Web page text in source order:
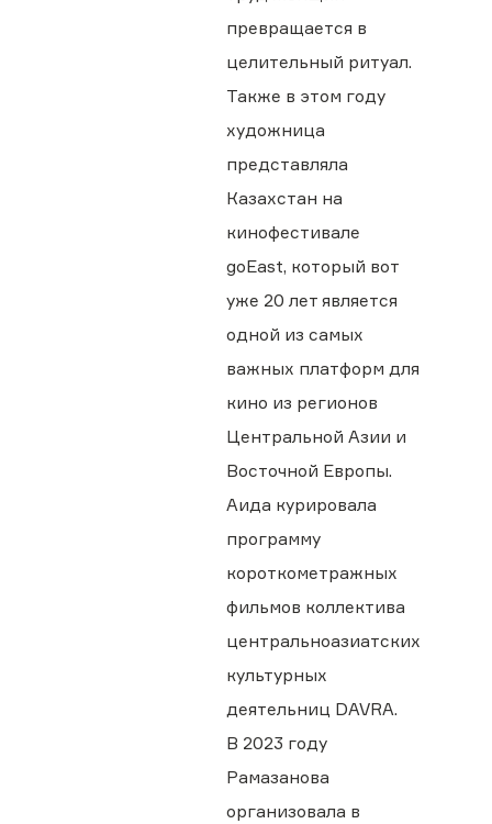
превращается в
целительный ритуал.
Также в этом году
художница
представляла
Казахстан на
кинофестивале
goEast, который вот
уже 20 лет является
одной из самых
важных платформ для
кино из регионов
Центральной Азии и
Восточной Европы.
Аида курировала
программу
короткометражных
фильмов коллектива
центральноазиатских
культурных
деятельниц DAVRA.
В 2023 году
Рамазанова
организовала в